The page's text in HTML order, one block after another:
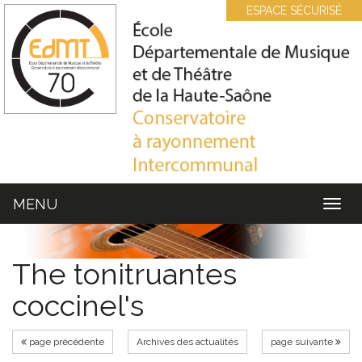
ESPACE SÉCURISÉ
MENU
The tonitruantes
coccinel's
page précédente Archives des actualités page suivante
Cookies management panel